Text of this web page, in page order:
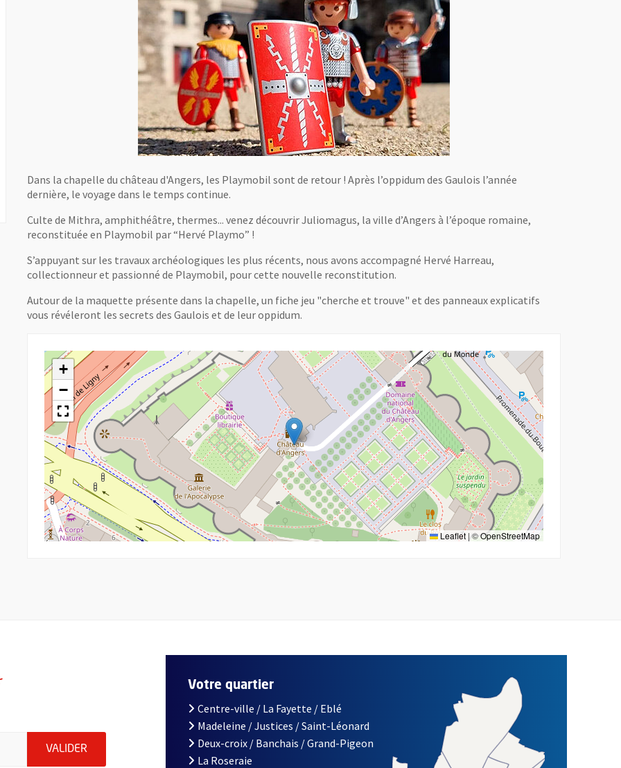
Dans la chapelle du château d'Angers, les Playmobil sont de retour ! Après l’oppidum des Gaulois l’année
dernière, le voyage dans le temps continue.
Culte de Mithra, amphithéâtre, thermes... venez découvrir Juliomagus, la ville d’Angers à l’époque romaine,
reconstituée en Playmobil par “Hervé Playmo” !
S’appuyant sur les travaux archéologiques les plus récents, nous avons accompagné Hervé Harreau,
collectionneur et passionné de Playmobil, pour cette nouvelle reconstitution.
Autour de la maquette présente dans la chapelle, un fiche jeu "cherche et trouve" et des panneaux explicatifs
vous révéleront les secrets des Gaulois et de leur oppidum.
+
−
Leaflet | ©OpenStreetMap
indiquez votre email (champ obligatoire)
VALIDER ENVOYER MA DEMANDE D'INSCRIPTION À LA LETTRE D'INFORMATION DE LA VILLE D'ANGERS
Votre quartier
Centre-ville / La Fayette / Eblé
Madeleine / Justices / Saint-Léonard
Deux-croix / Banchais / Grand-Pigeon
La Roseraie